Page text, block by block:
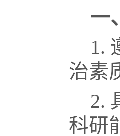
一
1.
治素
2.
科研